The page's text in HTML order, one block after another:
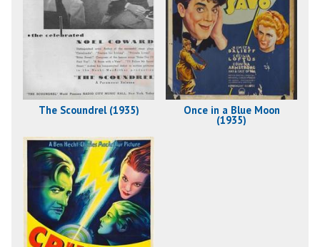
The Scoundrel (1935) Once in a Blue Moon
(1935)